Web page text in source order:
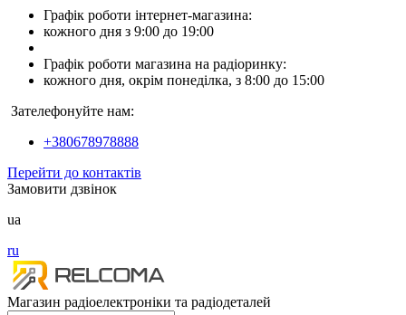
Графік роботи інтернет-магазина:
кожного дня з 9:00 до 19:00
Графік роботи магазина на радіоринку:
кожного дня, окрім понеділка, з 8:00 до 15:00
Зателефонуйте нам:
+380678978888
Перейти до контактів
Замовити дзвінок
ua
ru
Магазин радіоелектроніки та радіодеталей